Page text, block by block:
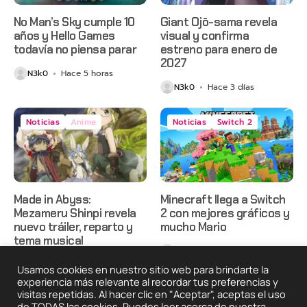
No Man’s Sky cumple 10
años y Hello Games
todavía no piensa parar
N3k0 Hace 5 horas
Giant Ojō-sama revela
visual y confirma
estreno para enero de
2027
N3k0 Hace 3 días
Noticias Anime
Made in Abyss:
Mezameru Shinpi revela
nuevo tráiler, reparto y
tema musical
Hace 3 días
Noticias Switch 2
Minecraft llega a Switch
2 con mejores gráficos y
mucho Mario
Usamos cookies en nuestro sitio web para brindarte la
experiencia más relevante al recordar tus preferencias y
visitas repetidas. Al hacer clic en "Aceptar", aceptas el uso